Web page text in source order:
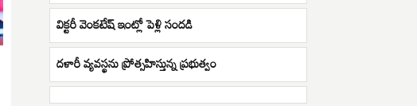
విక్టరీ వెంకటేష్ ఇంట్లో పెళ్లి సందడి
దళారీ వ్యవస్థను ప్రోత్సహిస్తున్న ప్రభుత్వం